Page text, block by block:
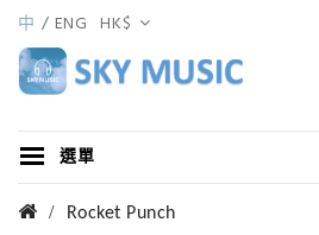
中 ENG HK$
選單
Rocket Punch